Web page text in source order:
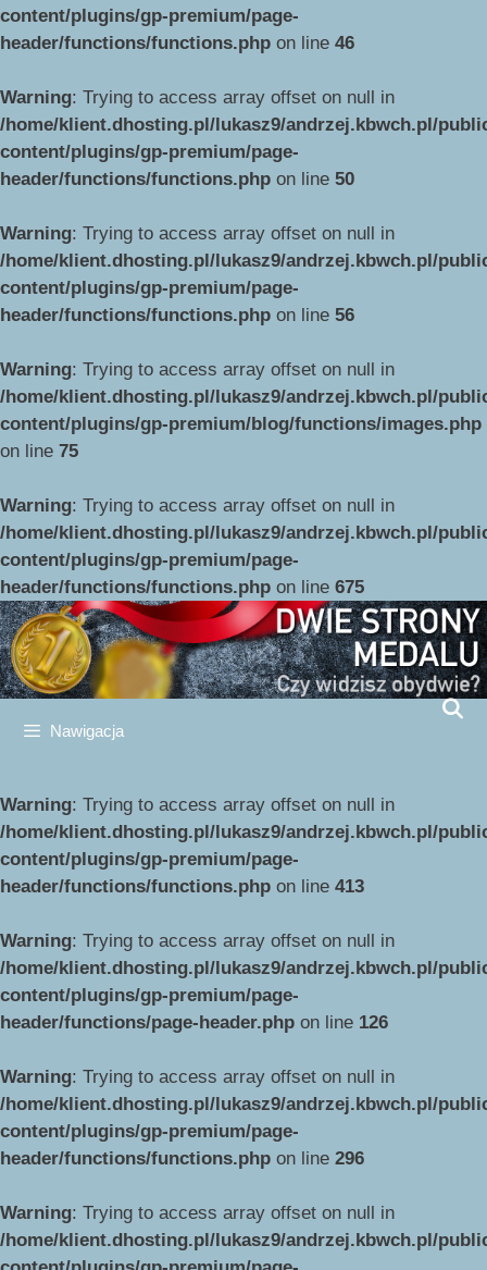
content/plugins/gp-premium/page-
header/functions/functions.php on line 46
Warning: Trying to access array offset on null in
/home/klient.dhosting.pl/lukasz9/andrzej.kbwch.pl/
content/plugins/gp-premium/page-
header/functions/functions.php on line 50
Warning: Trying to access array offset on null in
/home/klient.dhosting.pl/lukasz9/andrzej.kbwch.pl/
content/plugins/gp-premium/page-
header/functions/functions.php on line 56
Warning: Trying to access array offset on null in
/home/klient.dhosting.pl/lukasz9/andrzej.kbwch.pl/
content/plugins/gp-premium/blog/functions/images.php
on line 75
do
treści
Warning: Trying to access array offset on null in
/home/klient.dhosting.pl/lukasz9/andrzej.kbwch.pl/
content/plugins/gp-premium/page-
header/functions/functions.php on line 675
Nawigacja
Warning: Trying to access array offset on null in
/home/klient.dhosting.pl/lukasz9/andrzej.kbwch.pl/
content/plugins/gp-premium/page-
header/functions/functions.php on line 413
Warning: Trying to access array offset on null in
/home/klient.dhosting.pl/lukasz9/andrzej.kbwch.pl/
content/plugins/gp-premium/page-
header/functions/page-header.php on line 126
Warning: Trying to access array offset on null in
/home/klient.dhosting.pl/lukasz9/andrzej.kbwch.pl/
content/plugins/gp-premium/page-
header/functions/functions.php on line 296
Warning: Trying to access array offset on null in
/home/klient.dhosting.pl/lukasz9/andrzej.kbwch.pl/